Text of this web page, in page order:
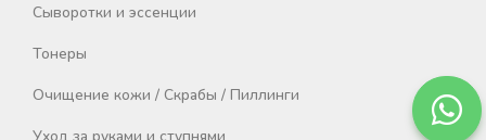
Сыворотки и эссенции
Тонеры
Очищение кожи / Скрабы / Пиллинги